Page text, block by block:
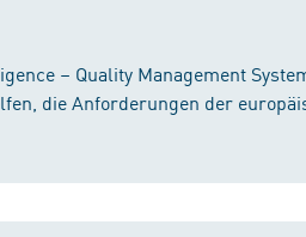
– Quality Management
die Anforderungen der